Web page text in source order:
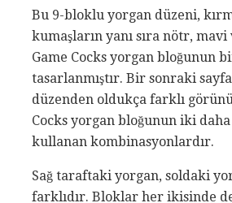
Bu 9-bloklu yorgan düzeni,
kumaşların yanı sıra nötr,
Game Cocks yorgan bloğunun
tasarlanmıştır. Bir sonraki
düzenden oldukça farklı
Cocks yorgan bloğunun iki
kullanan kombinasyonlardır.
Sağ taraftaki yorgan, soldaki
farklıdır. Bloklar her ikisinde